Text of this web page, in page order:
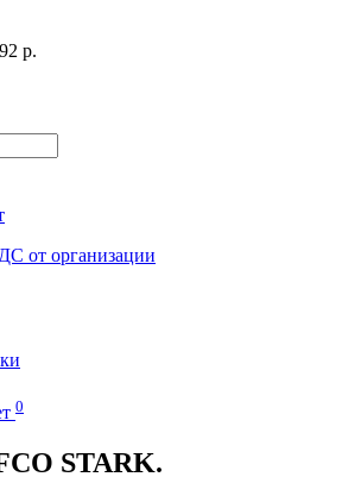
р.
от организации
0
STARK.